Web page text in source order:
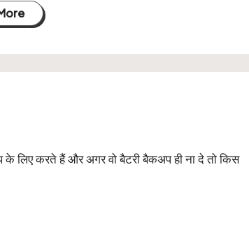
लिए करते हैं और अगर वो बैटरी बैकअप ही ना दे तो किस